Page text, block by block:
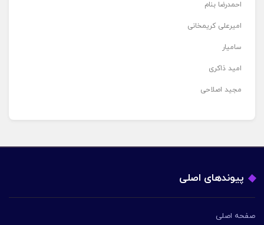
احمدرضا بنام
امیرعلی کریمخانی
سامیار
امید ذاکری
مجید اصلاحی
پیوندهای اصلی
صفحه اصلی